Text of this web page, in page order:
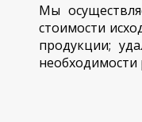
Мы
стоимости
продукции;
необходимости